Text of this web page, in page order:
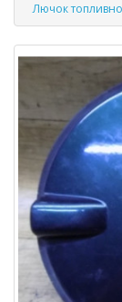
Лючок